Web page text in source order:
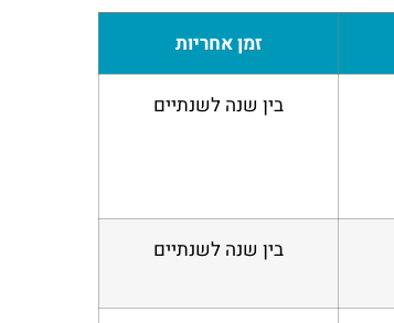
זמן אחריות
בין שנה לשנתיים
בין שנה לשנתיים